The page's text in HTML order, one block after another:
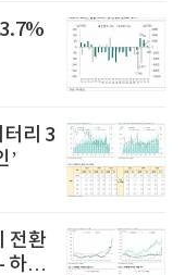
리 3
’
전환
하나